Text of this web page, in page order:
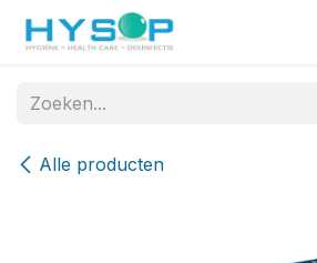
Overslaan naar inhoud
Alle producten